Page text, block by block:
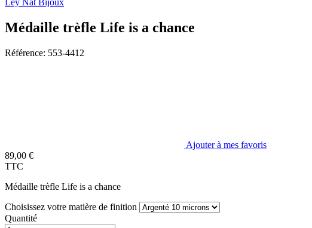
Ley Nat Bijoux
Médaille trèfle Life is a chance
Référence: 553-4412
Ajouter à mes favoris
89,00 €
TTC
Médaille trèfle Life is a chance
Choisissez votre matière de finition
Quantité